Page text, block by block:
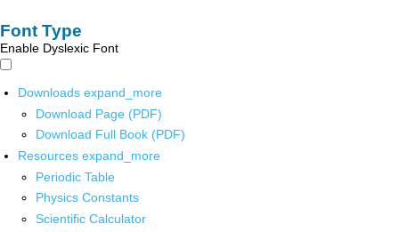
Font Type
Enable Dyslexic Font
Downloads expand_more
Download Page (PDF)
Download Full Book (PDF)
Resources expand_more
Periodic Table
Physics Constants
Scientific Calculator